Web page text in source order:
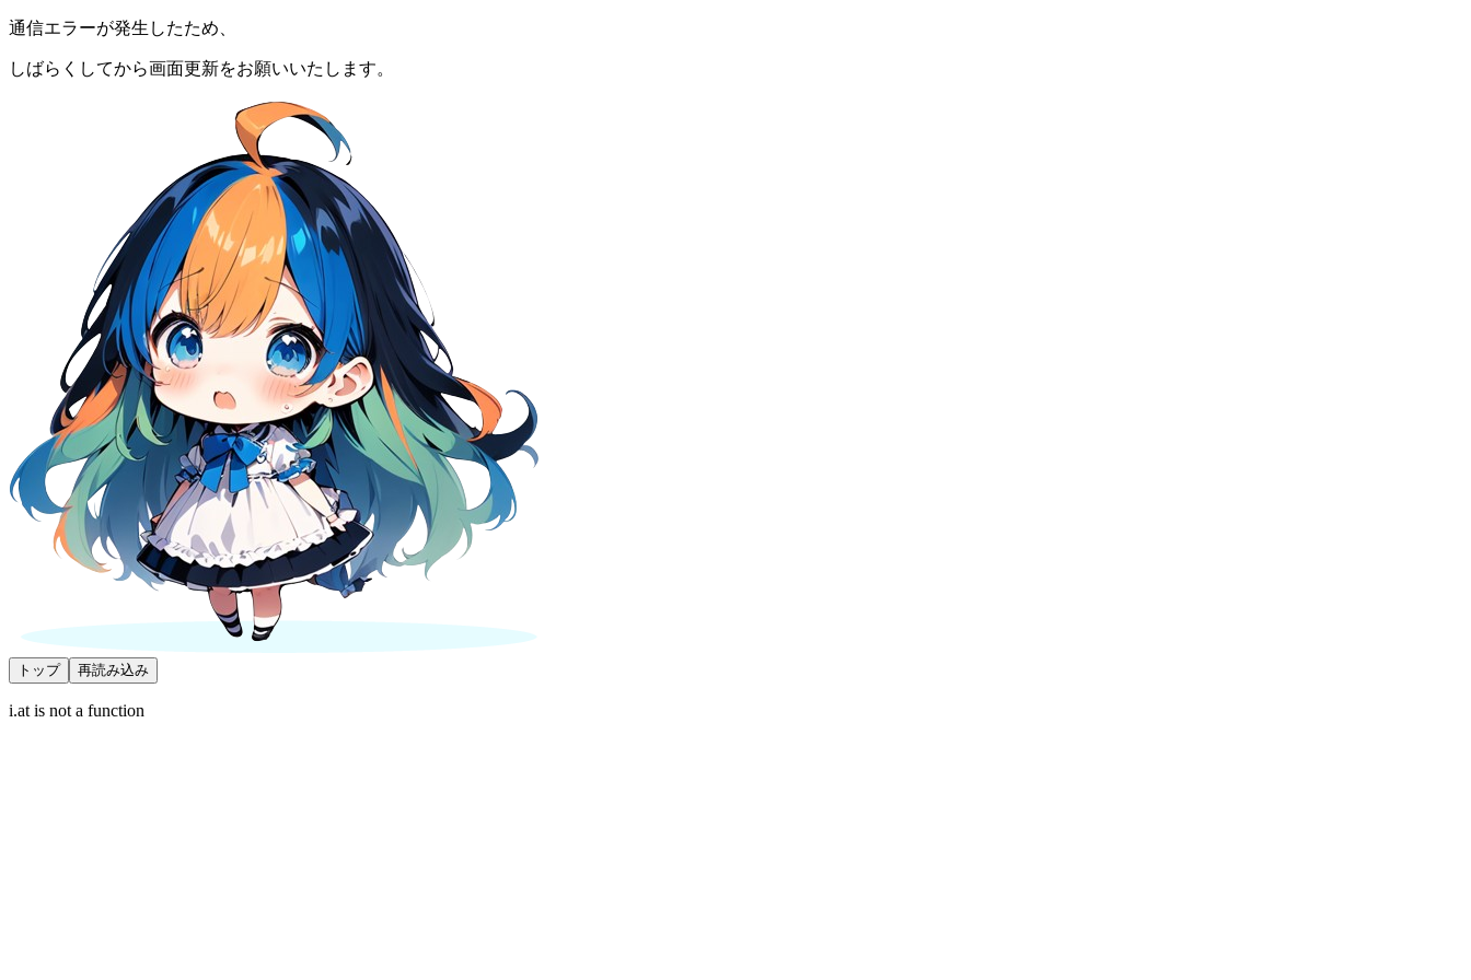
通信エラーが発生したため、
しばらくしてから画面更新をお願いいたします。
トップ 再読み込み
i.at is not a function